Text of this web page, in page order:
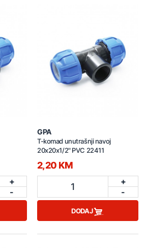
+
-
GPA
T-komad unutrašnji navoj
20x20x1/2" PVC 22411
2,20 KM
1
+
-
DODAJ